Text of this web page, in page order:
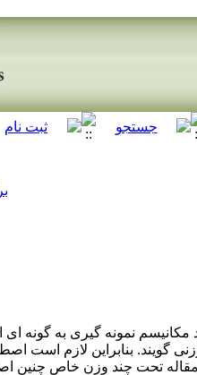
نمونه گیری به گونه
گویند. بنابراین لازم است
تحت چند وزن خاص چنین